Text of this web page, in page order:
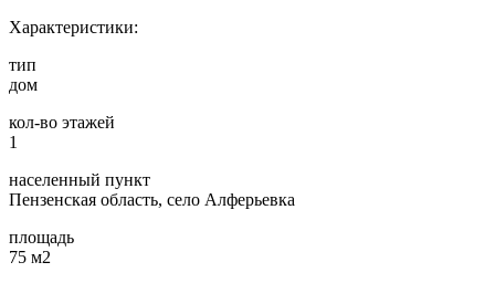
Характеристики:
тип
дом
кол-во этажей
1
населенный пункт
Пензенская область, село Алферьевка
площадь
75 м2